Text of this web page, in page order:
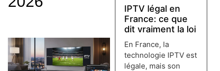
IPTV légal en
France: ce que
dit vraiment la loi
En France, la
technologie IPTV est
légale, mais son